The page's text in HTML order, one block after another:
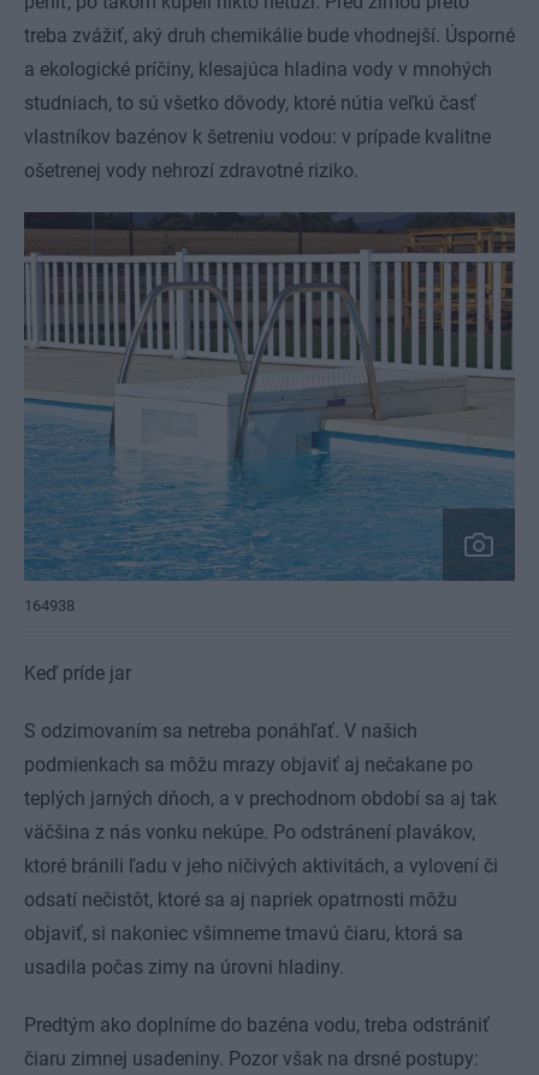
treba zvážiť, aký druh chemikálie bude vhodnejší. Úsporné
a ekologické príčiny, klesajúca hladina vody v mnohých
studniach, to sú všetko dôvody, ktoré nútia veľkú časť
vlastníkov bazénov k šetreniu vodou: v prípade kvalitne
ošetrenej vody nehrozí zdravotné riziko.
164938
Keď príde jar
S odzimovaním sa netreba ponáhľať. V našich
podmienkach sa môžu mrazy objaviť aj nečakane po
teplých jarných dňoch, a v prechodnom období sa aj tak
väčšina z nás vonku nekúpe. Po odstránení plavákov,
ktoré bránili ľadu v jeho ničivých aktivitách, a vylovení či
odsatí nečistôt, ktoré sa aj napriek opatrnosti môžu
objaviť, si nakoniec všimneme tmavú čiaru, ktorá sa
usadila počas zimy na úrovni hladiny.
Predtým ako doplníme do bazéna vodu, treba odstrániť
čiaru zimnej usadeniny. Pozor však na drsné postupy: